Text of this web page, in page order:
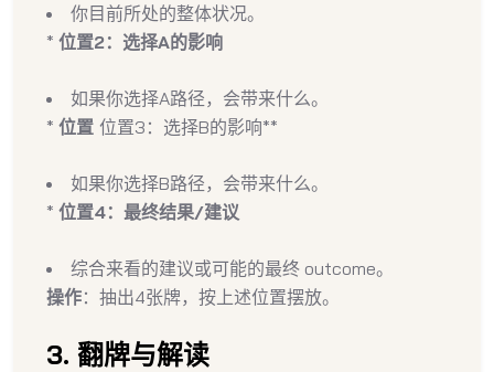
你目前所处的整体状况。
* 位置2：选择A的影响
如果你选择A路径，会带来什么。
* 位置 位置3：选择B的影响**
如果你选择B路径，会带来什么。
* 位置4：最终结果/建议
综合来看的建议或可能的最终 outcome。
操作：抽出4张牌，按上述位置摆放。
3. 翻牌与解读